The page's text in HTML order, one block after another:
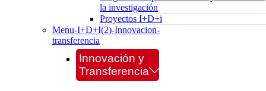
la investigación
Proyectos I+D+i
Menu-I+D+I(2)-Innovacion-
transferencia
Innovación y
Transferencia